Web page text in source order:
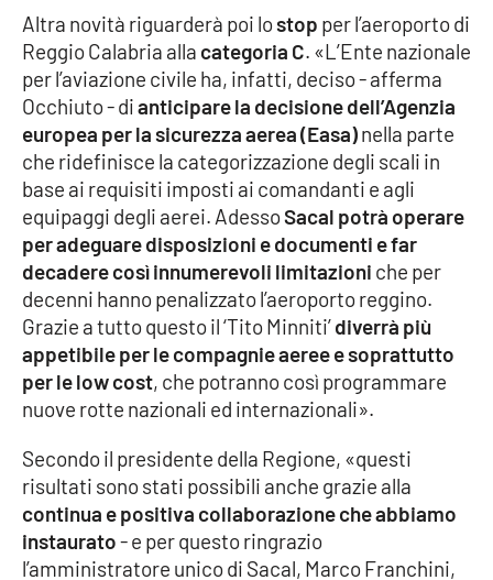
RUBRICHE
Good Morning Vietnam
Parchi Marini Calabria
Leggendo Alvaro insieme
Imprese Di Calabria
Le perfidie di Antonella Grippo
Venti di comunicazione
STREAMING
LaC TV
LaC Network
Altra novità riguarderà poi lostop per l’aeroporto di
Reggio Calabria alla categoria C. «L’Ente nazionale
per l’aviazione civile ha, infatti, deciso - afferma
Occhiuto - dianticipare la decisione dell’Agenzia
europea per la sicurezza aerea (Easa)nella parte
che ridefinisce la categorizzazione degli scali in
base ai requisiti imposti ai comandanti e agli
equipaggi degli aerei. AdessoSacal potrà operare
per adeguare disposizioni e documenti e far
decadere così innumerevoli limitazioni che per
decenni hanno penalizzato l’aeroporto reggino.
Grazie a tutto questo il ‘Tito Minniti’diverrà più
appetibile per le compagnie aeree e soprattutto
per le low cost, che potranno così programmare
nuove rotte nazionali ed internazionali».
Secondo il presidente della Regione, «questi
risultati sono stati possibili anche grazie alla
continua e positiva collaborazione che abbiamo
instaurato- e per questo ringrazio
l’amministratore unico di Sacal, Marco Franchini,